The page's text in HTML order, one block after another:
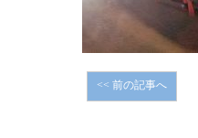
<< 前の記事へ